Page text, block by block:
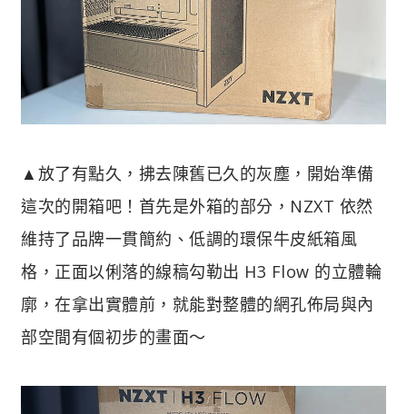
▲放了有點久，拂去陳舊已久的灰塵，開始準備
這次的開箱吧！首先是外箱的部分，NZXT 依然
維持了品牌一貫簡約、低調的環保牛皮紙箱風
格，正面以俐落的線稿勾勒出 H3 Flow 的立體輪
廓，在拿出實體前，就能對整體的網孔佈局與內
部空間有個初步的畫面～